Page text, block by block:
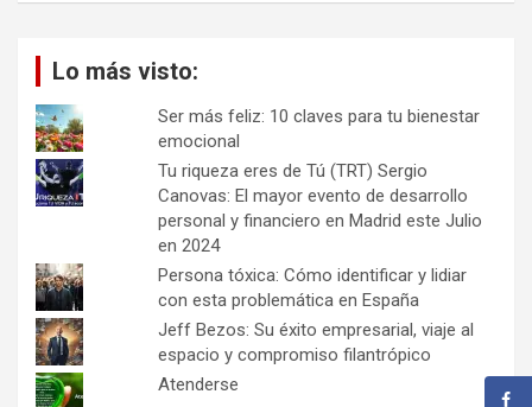
Lo más visto:
Ser más feliz: 10 claves para tu bienestar
emocional
Tu riqueza eres de Tú (TRT) Sergio
Canovas: El mayor evento de desarrollo
personal y financiero en Madrid este Julio
en 2024
Persona tóxica: Cómo identificar y lidiar
con esta problemática en España
Jeff Bezos: Su éxito empresarial, viaje al
espacio y compromiso filantrópico
Atenderse